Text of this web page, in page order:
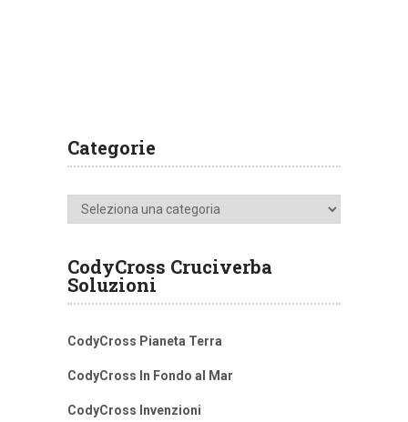
Categorie
Categorie
CodyCross Cruciverba
Soluzioni
CodyCross Pianeta Terra
CodyCross In Fondo al Mar
CodyCross Invenzioni